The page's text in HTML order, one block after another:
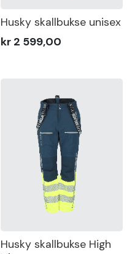
Husky skallbukse unisex
kr 2 599,00
Husky skallbukse High